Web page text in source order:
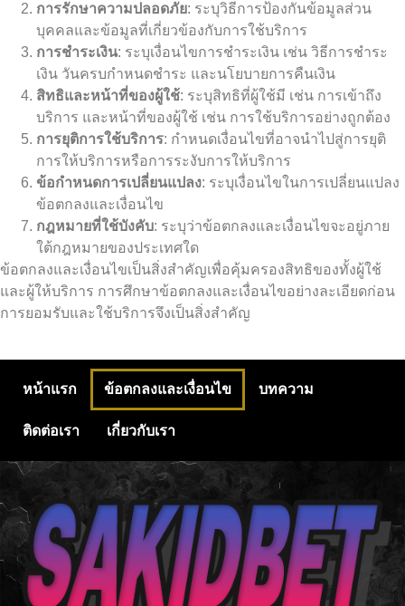
การรักษาความปลอดภัย: ระบุวิธีการป้องกันข้อมูลส่วน
บุคคลและข้อมูลที่เกี่ยวข้องกับการใช้บริการ
การชำระเงิน: ระบุเงื่อนไขการชำระเงิน เช่น วิธีการชำระ
เงิน วันครบกำหนดชำระ และนโยบายการคืนเงิน
สิทธิและหน้าที่ของผู้ใช้: ระบุสิทธิที่ผู้ใช้มี เช่น การเข้าถึง
บริการ และหน้าที่ของผู้ใช้ เช่น การใช้บริการอย่างถูกต้อง
การยุติการใช้บริการ: กำหนดเงื่อนไขที่อาจนำไปสู่การยุติ
การให้บริการหรือการระงับการให้บริการ
ข้อกำหนดการเปลี่ยนแปลง: ระบุเงื่อนไขในการเปลี่ยนแปลง
ข้อตกลงและเงื่อนไข
กฎหมายที่ใช้บังคับ: ระบุว่าข้อตกลงและเงื่อนไขจะอยู่ภาย
ใต้กฎหมายของประเทศใด
ข้อตกลงและเงื่อนไขเป็นสิ่งสำคัญเพื่อคุ้มครองสิทธิของทั้งผู้ใช้
และผู้ให้บริการ การศึกษาข้อตกลงและเงื่อนไขอย่างละเอียดก่อน
การยอมรับและใช้บริการจึงเป็นสิ่งสำคัญ
หน้าแรก ข้อตกลงและเงื่อนไข บทความ
ติดต่อเรา เกี่ยวกับเรา